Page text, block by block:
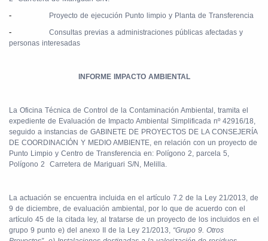
- Proyecto de ejecución Punto limpio y Planta de Transferencia
-
Consultas previas a administraciones públicas afectadas y
personas interesadas
INFORME IMPACTO AMBIENTAL
La Oficina Técnica de Control de la Contaminación Ambiental, tramita el
expediente de Evaluación de Impacto Ambiental Simplificada nº 42916/18,
seguido a instancias de GABINETE DE PROYECTOS DE LA CONSEJERÍA
DE COORDINACIÓN Y MEDIO AMBIENTE, en relación con un proyecto de
Punto Limpio y Centro de Transferencia en: Polígono 2, parcela 5,
Polígono 2
Carretera de Mariguari S/N, Melilla.
La actuación se encuentra incluida en el artículo 7.2 de la Ley 21/2013, de
9 de diciembre, de evaluación ambiental, por lo que de acuerdo con el
artículo 45 de la citada ley, al tratarse de un proyecto de los incluidos en el
grupo 9 punto e) del anexo II de la Ley 21/2013, “Grupo 9. Otros